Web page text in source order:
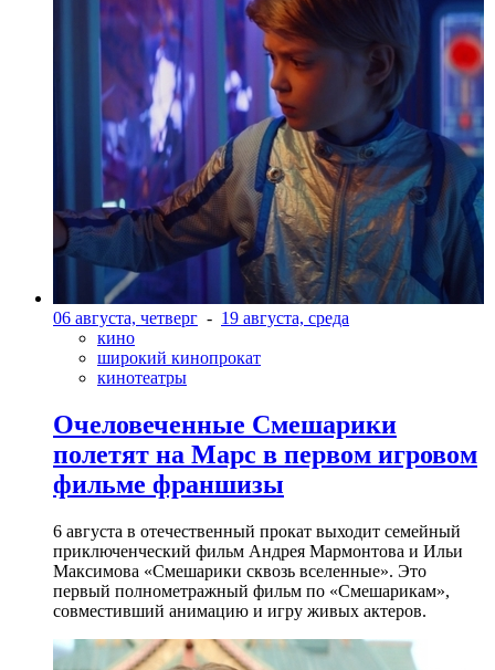
06 августа, четверг - 19 августа, среда
кино
широкий кинопрокат
кинотеатры
Очеловеченные Смешарики
полетят на Марс в первом игровом
фильме франшизы
6 августа в отечественный прокат выходит семейный
приключенческий фильм Андрея Мармонтова и Ильи
Максимова «Смешарики сквозь вселенные». Это
первый полнометражный фильм по «Смешарикам»,
совместивший анимацию и игру живых актеров.